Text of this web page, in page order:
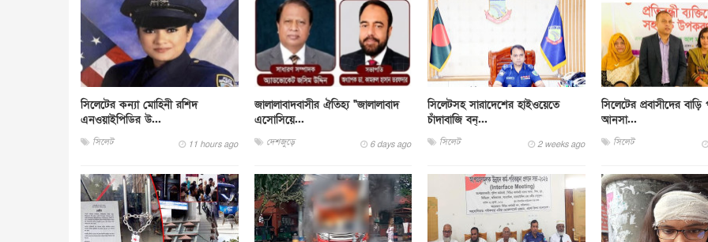
সিলেটের কন্যা মোহিনী রশিদ
এনওয়াইপিডির উ...
সিলেট 11 hours ago
জালালাবাদবাসীর ঐতিহ্য "জালালাবাদ
এসোসিয়ে...
দেশজুড়ে 6 days ago
সিলেটসহ সারাদেশের হাইওয়েতে
চাঁদাবাজি বন্...
সিলেট 2 weeks ago
সিলেটের প্রবাসীদের বাড়ি
আনসা...
সিলেট